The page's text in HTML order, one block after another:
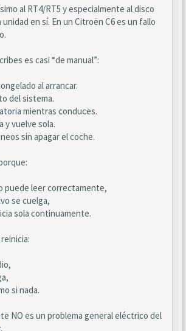
al RT4/RT5 y especialmente al disco
en sí. En un Citroën C6 es un fallo
es casi “de manual”:
al arrancar.
del sistema.
mientras conduces.
y vuelve sola.
sin apagar el coche.
puede leer correctamente,
se cuelga,
sola continuamente.
si nada.
NO es un problema general eléctrico del